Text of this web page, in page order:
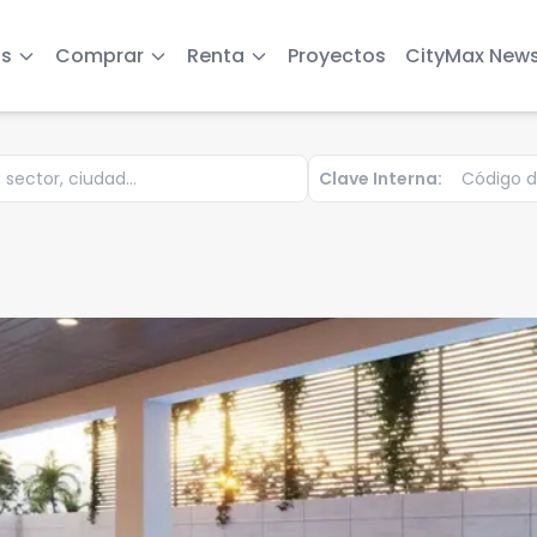
Comprar Renta Proyectos CityMax
Clave Interna: